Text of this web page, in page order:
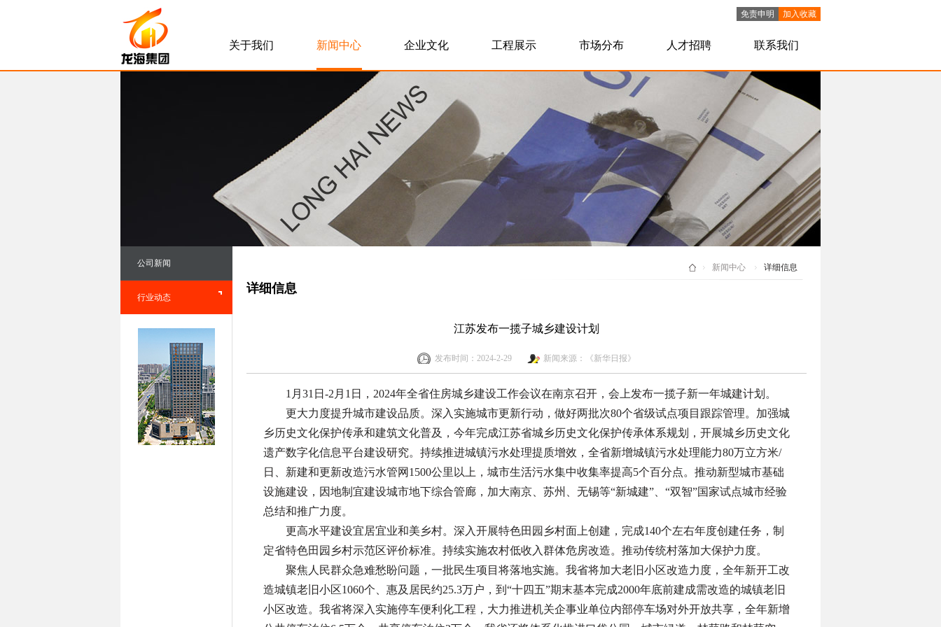
加入收藏
免责申明
关于我们 新闻中心 企业文化 工程展示 市场分布 人才招聘 联系我们
公司新闻
行业动态
详细信息
新闻中心
详细信息
江苏发布一揽子城乡建设计划
发布时间：2024-2-29 新闻来源：《新华日报》
1月31日-2月1日，2024年全省住房城乡建设工作会议在南京召开，会上发布一揽子新一年城建计划。
更大力度提升城市建设品质。深入实施城市更新行动，做好两批次80个省级试点项目跟踪管理。加强城
乡历史文化保护传承和建筑文化普及，今年完成江苏省城乡历史文化保护传承体系规划，开展城乡历史文化
遗产数字化信息平台建设研究。持续推进城镇污水处理提质增效，全省新增城镇污水处理能力80万立方米/
日、新建和更新改造污水管网1500公里以上，城市生活污水集中收集率提高5个百分点。推动新型城市基础
设施建设，因地制宜建设城市地下综合管廊，加大南京、苏州、无锡等“新城建”、“双智”国家试点城市经验
总结和推广力度。
更高水平建设宜居宜业和美乡村。深入开展特色田园乡村面上创建，完成140个左右年度创建任务，制
定省特色田园乡村示范区评价标准。持续实施农村低收入群体危房改造。推动传统村落加大保护力度。
聚焦人民群众急难愁盼问题，一批民生项目将落地实施。我省将加大老旧小区改造力度，全年新开工改
造城镇老旧小区1060个、惠及居民约25.3万户，到“十四五”期末基本完成2000年底前建成需改造的城镇老旧
小区改造。我省将深入实施停车便利化工程，大力推进机关企事业单位内部停车场对外开放共享，全年新增